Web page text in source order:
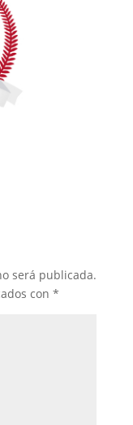
será publicada.
con *